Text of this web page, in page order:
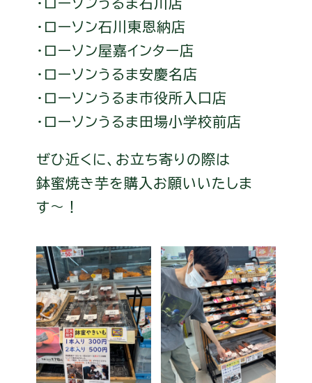
・ローソンうるま石川店
・ローソン石川東恩納店
・ローソン屋嘉インター店
・ローソンうるま安慶名店
・ローソンうるま市役所入口店
・ローソンうるま田場小学校前店
ぜひ近くに、お立ち寄りの際は
鉢蜜焼き芋を購入お願いいたしま
す〜！